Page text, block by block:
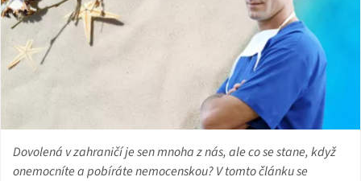
Dovolená v zahraničí je sen mnoha z nás, ale co se stane, když
onemocníte a pobíráte nemocenskou? V tomto článku se